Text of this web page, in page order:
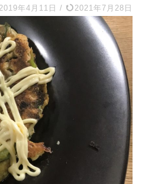
2019年4月11日 / 2021年7月28日